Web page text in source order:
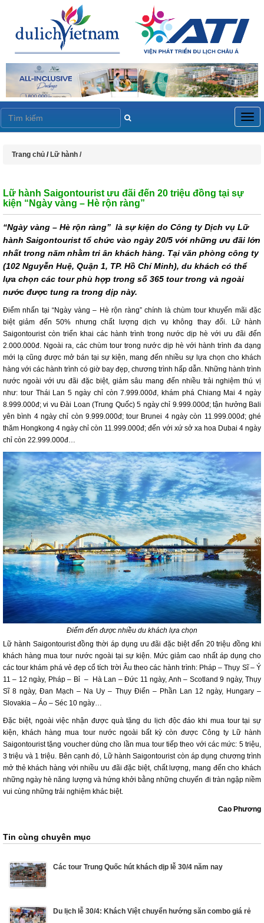
Trang chủ / Lữ hành /
Lữ hành Saigontourist ưu đãi đến 20 triệu đồng tại sự
kiện “Ngày vàng – Hè rộn ràng”
“Ngày vàng – Hè rộn ràng” là sự kiện do Công ty Dịch vụ Lữ
hành Saigontourist tổ chức vào ngày 20/5 với những ưu đãi lớn
nhất trong năm nhằm tri ân khách hàng. Tại văn phòng công ty
(102 Nguyễn Huệ, Quận 1, TP. Hồ Chí Minh), du khách có thể
lựa chọn các tour phù hợp trong số 365 tour trong và ngoài
nước được tung ra trong dịp này.
Điểm nhấn tại “Ngày vàng – Hè rộn ràng” chính là chùm tour khuyến mãi đặc
biệt giảm đến 50% nhưng chất lượng dịch vụ không thay đổi. Lữ hành
Saigontourist còn triển khai các hành trình trong nước dịp hè với ưu đãi đến
2.000.000đ. Ngoài ra, các chùm tour trong nước dịp hè với hành trình đa dạng
mới lạ cũng được mở bán tại sự kiện, mang đến nhiều sự lựa chọn cho khách
hàng với các hành trình có giờ bay đẹp, chương trình hấp dẫn. Những hành trình
nước ngoài với ưu đãi đặc biệt, giảm sâu mang đến nhiều trải nghiệm thú vị
như: tour Thái Lan 5 ngày chỉ còn 7.999.000đ, khám phá Chiang Mai 4 ngày
8.999.000đ; vi vu Đài Loan (Trung Quốc) 5 ngày chỉ 9.999.000đ; tận hưởng Bali
yên bình 4 ngày chỉ còn 9.999.000đ; tour Brunei 4 ngày còn 11.999.000đ; ghé
thăm Hongkong 4 ngày chỉ còn 11.999.000đ; đến với xứ sở xa hoa Dubai 4 ngày
chỉ còn 22.999.000đ…
Điểm đến được nhiều du khách lựa chọn
Lữ hành Saigontourist đồng thời áp dụng ưu đãi đặc biệt đến 20 triệu đồng khi
khách hàng mua tour nước ngoài tại sự kiện. Mức giảm cao nhất áp dụng cho
các tour khám phá vẻ đẹp cổ tích trời Âu theo các hành trình: Pháp – Thụy Sĩ – Ý
11 – 12 ngày, Pháp – Bỉ – Hà Lan – Đức 11 ngày, Anh – Scotland 9 ngày, Thụy
Sĩ 8 ngày, Đan Mạch – Na Uy – Thụy Điển – Phần Lan 12 ngày, Hungary –
Slovakia – Áo – Séc 10 ngày…
Đặc biệt, ngoài việc nhận được quà tặng du lịch độc đáo khi mua tour tại sự
kiện, khách hàng mua tour nước ngoài bất kỳ còn được Công ty Lữ hành
Saigontourist tặng voucher dùng cho lần mua tour tiếp theo với các mức: 5 triệu,
3 triệu và 1 triệu. Bên cạnh đó, Lữ hành Saigontourist còn áp dụng chương trình
mở thẻ khách hàng với nhiều ưu đãi đặc biệt, chất lượng, mang đến cho khách
những ngày hè năng lượng và hứng khởi bằng những chuyến đi tràn ngập niềm
vui cùng những trải nghiệm khác biệt.
Cao Phương
Tin cùng chuyên mục
Các tour Trung Quốc hút khách dịp lễ 30/4 năm nay
Du lịch lễ 30/4: Khách Việt chuyển hướng săn combo giá rẻ